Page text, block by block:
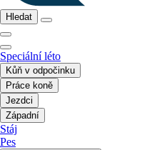
Hledat
Speciální léto
Kůň v odpočinku
Práce koně
Jezdci
Západní
Stáj
Pes